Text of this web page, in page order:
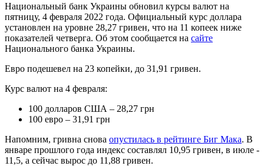
Национальный банк Украины обновил курсы валют на
пятницу, 4 февраля 2022 года. Официальный курс доллара
установлен на уровне 28,27 гривен, что на 11 копеек ниже
показателей четверга. Об этом сообщается на сайте
Национального банка Украины.
Евро подешевел на 23 копейки, до 31,91 гривен.
Курс валют на 4 февраля:
100 долларов США – 28,27 грн
100 евро – 31,91 грн
Напомним, гривна снова опустилась в рейтинге Биг Мака. В
январе прошлого года индекс составлял 10,95 гривен, в июле -
11,5, а сейчас вырос до 11,88 гривен.